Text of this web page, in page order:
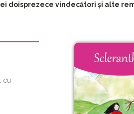
doisprezece vindecători și alte
cu